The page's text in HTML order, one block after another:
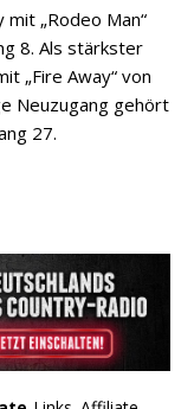
„Rodeo Man“
8. Als stärkster
„Fire Away“ von
Neuzugang gehört
27.